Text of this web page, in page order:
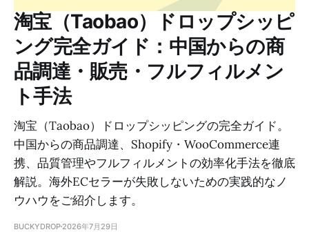
淘宝（Taobao）ドロップシッピ
ング完全ガイド：中国からの商
品調達・販売・フルフィルメン
ト手法
淘宝（Taobao）ドロップシッピングの完全ガイド。
中国からの商品調達、Shopify・WooCommerce連
携、品質管理やフルフィルメントの効率化手法を徹底
解説。海外ECセラーが失敗しないための実践的なノ
ウハウをご紹介します。
BUCKYDROP 2026年7月29日